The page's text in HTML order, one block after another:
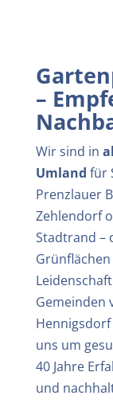
–
Wir sind in
Umland für
Prenzlauer
Zehlendorf
Stadtrand –
Gemeinden
uns um
40 Jahre
und